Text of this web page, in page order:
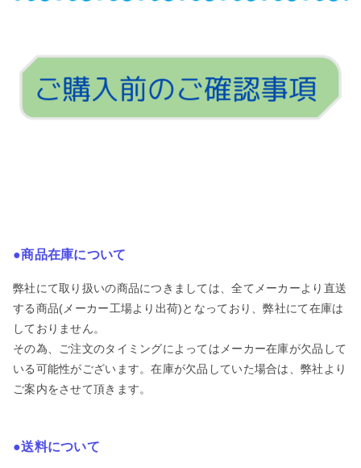
●商品在庫について
弊社にて取り扱いの商品につきましては、全てメーカーより直送
する商品(メーカー工場より出荷)となっており、弊社にて在庫は
しておりません。
その為、ご注文のタイミングによってはメーカー在庫が欠品して
いる可能性がございます。在庫が欠品していた場合は、弊社より
ご案内をさせて頂きます。
●送料について